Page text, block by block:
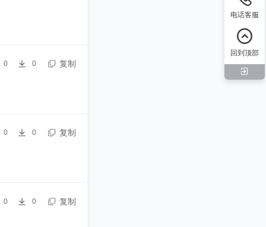
电话客服
回到顶部
0 0 复制
0 0 复制
0 0 复制